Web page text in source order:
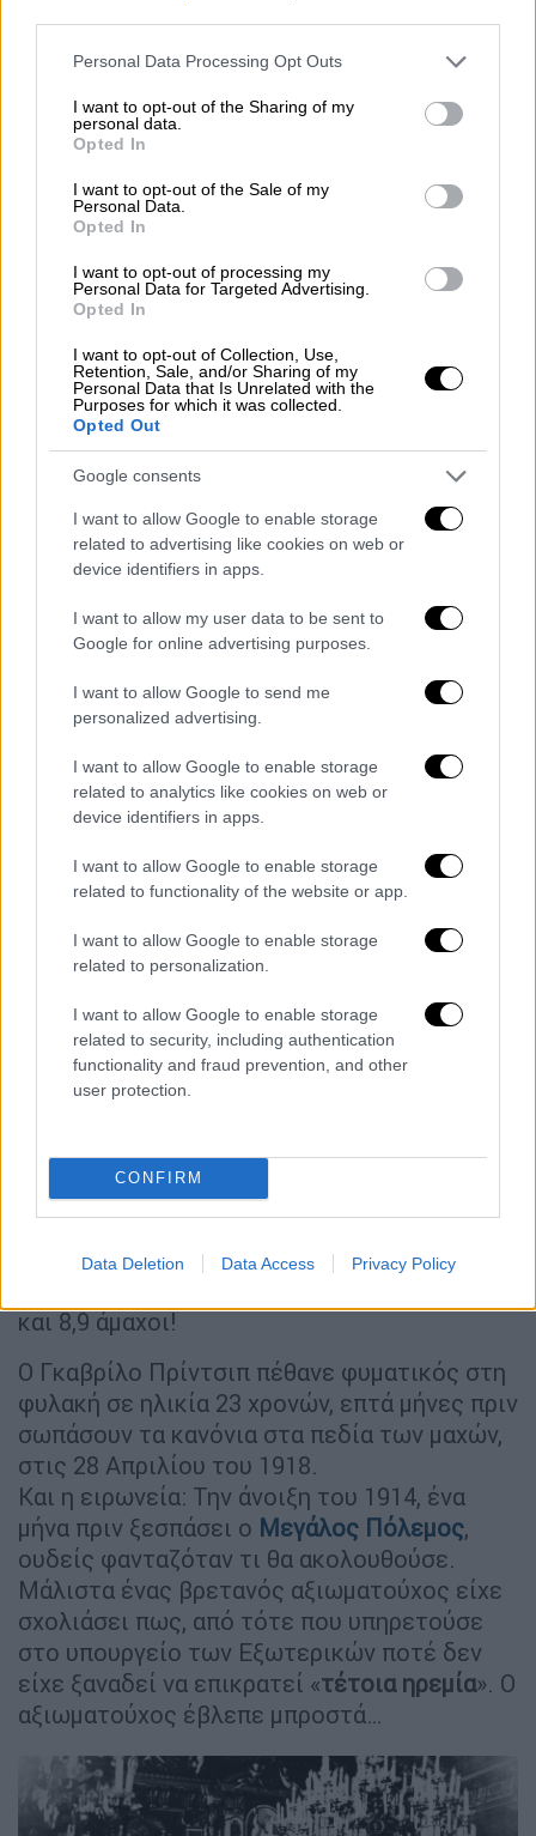
Please note that this website/app uses one or more Google
not limited to your visit or usage behaviour. You may click to
grant or deny consent to Google and its third-party tags to
use your data for below specified purposes in below Google
consent section.
Personal Data Processing Opt Outs
I want to opt-out of the Sharing of my
personal data.
Opted In
I want to opt-out of the Sale of my
Personal Data.
Opted In
I want to opt-out of processing my
Personal Data for Targeted Advertising.
Opted In
I want to opt-out of Collection, Use,
Retention, Sale, and/or Sharing of my
Personal Data that Is Unrelated with the
Purposes for which it was collected.
Opted Out
Google consents
I want to allow Google to enable storage
related to advertising like cookies on web or
device identifiers in apps.
I want to allow my user data to be sent to
Google for online advertising purposes.
I want to allow Google to send me
personalized advertising.
I want to allow Google to enable storage
related to analytics like cookies on web or
device identifiers in apps.
I want to allow Google to enable storage
related to functionality of the website or app.
I want to allow Google to enable storage
related to personalization.
I want to allow Google to enable storage
related to security, including authentication
functionality and fraud prevention, and other
user protection.
CONFIRM
Data Deletion Data Access Privacy Policy
video
Ο Πρίντσιπ δε, είχε πεινάσει διαβολεμένα
και είχε μπει να αγοράσει ένα σάντουιτς σε
ένα μαγαζί. Καθώς έβγαινε από το
ντελικατέσεν του Μόρις Σίλερ ο Πρίντσιπ
«έπεσε» πάνω στο αυτοκίνητο του
Φερδινάνδου, που είχε μπει σε λάθος δρόμο
αναζητώντας το νοσοκομείο της πόλης. Το
αυτοκίνητο κινείτο με μικρή ταχύτητα,
ταραγμένο να αναζητεί τη σωστή
κατεύθυνση. Τη… λύση έδωσε ο Πρίντσιπ.
Έβαλε το σάντουιτς στην τσέπη και έβγαλε
το περίστροφο Μπράουνινγκ. Χωρίς
δισταγμό πυροβόλησε. Κι εδώ η μοίρα
προσπάθησε, αλλά… Η πρώτη σφαίρα
εξοστρακίστηκε και χτύπησε τη Σοφία στην
τελικά τον στόχο της.
... και κατέληξε σαν τραγωδία
Ο Αρχιδούκας Φερδινάνδος χτυπημένος στο
λαιμό πέφτει νεκρός στην αγκαλιά της
συζύγου του που χαροπαλεύει και πεθαίνει
λίγη ώρα αργότερα . Ο στόχος είχε
επιτευχθεί: Από το 1914 έως και το 1918
παρασύρονται στη δίνη ενός από τους πιο
πολύνεκρους πολέμους που γνώρισε ποτέ η
Γη. Το σύνολο των θυμάτων έφτασε με
πρόχειρους υπολογισμούς στα18,6
και 8,9 άμαχοι!
Ο Γκαβρίλο Πρίντσιπ πέθανε φυματικός στη
φυλακή σε ηλικία 23 χρονών, επτά μήνες πριν
σωπάσουν τα κανόνια στα πεδία των μαχών,
στις 28 Απριλίου του 1918.
Και η ειρωνεία: Την άνοιξη του 1914, ένα
μήνα πριν ξεσπάσει ο Μεγάλος Πόλεμος,
ουδείς φανταζόταν τι θα ακολουθούσε.
Μάλιστα ένας βρετανός αξιωματούχος είχε
σχολιάσει πως, από τότε που υπηρετούσε
στο υπουργείο των Εξωτερικών ποτέ δεν
είχε ξαναδεί να επικρατεί «τέτοια ηρεμία». Ο
αξιωματούχος έβλεπε μπροστά…